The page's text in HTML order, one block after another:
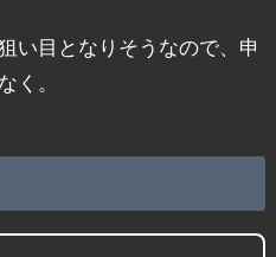
い目となりそうなので、申
く。